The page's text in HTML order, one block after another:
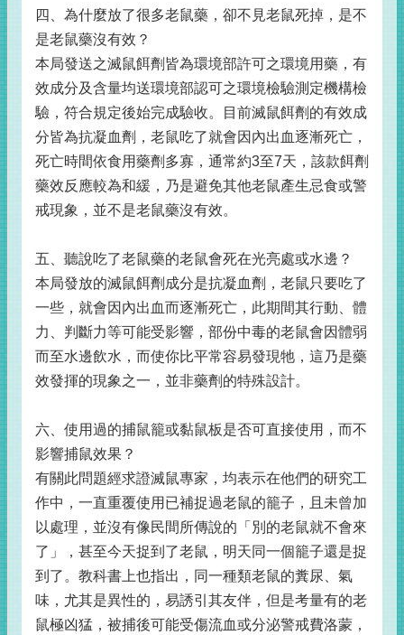
四、為什麼放了很多老鼠藥，卻不見老鼠死掉，是不
是老鼠藥沒有效？
本局發送之滅鼠餌劑皆為環境部許可之環境用藥，有
效成分及含量均送環境部認可之環境檢驗測定機構檢
驗，符合規定後始完成驗收。目前滅鼠餌劑的有效成
分皆為抗凝血劑，老鼠吃了就會因內出血逐漸死亡，
死亡時間依食用藥劑多寡，通常約3至7天，該款餌劑
藥效反應較為和緩，乃是避免其他老鼠產生忌食或警
戒現象，並不是老鼠藥沒有效。
五、聽說吃了老鼠藥的老鼠會死在光亮處或水邊？
本局發放的滅鼠餌劑成分是抗凝血劑，老鼠只要吃了
一些，就會因內出血而逐漸死亡，此期間其行動、體
力、判斷力等可能受影響，部份中毒的老鼠會因體弱
而至水邊飲水，而使你比平常容易發現牠，這乃是藥
效發揮的現象之一，並非藥劑的特殊設計。
六、使用過的捕鼠籠或黏鼠板是否可直接使用，而不
影響捕鼠效果？
有關此問題經求證滅鼠專家，均表示在他們的研究工
作中，一直重覆使用已補捉過老鼠的籠子，且未曾加
以處理，並沒有像民間所傳說的「別的老鼠就不會來
了」，甚至今天捉到了老鼠，明天同一個籠子還是捉
到了。教科書上也指出，同一種類老鼠的糞尿、氣
味，尤其是異性的，易誘引其友伴，但是考量有的老
鼠極凶猛，被捕後可能受傷流血或分泌警戒費洛蒙，